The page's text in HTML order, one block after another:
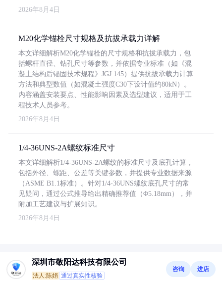
2026年8月4日
M20化学锚栓尺寸规格及抗拔承载力详解
本文详细解析M20化学锚栓的尺寸规格和抗拔承载力，包
括螺杆直径、钻孔尺寸等参数，并依据专业标准（如《混
凝土结构后锚固技术规程》JGJ 145）提供抗拔承载力计算
方法和典型数值（如混凝土强度C30下设计值约80kN）。
内容涵盖安装要点、性能影响因素及选型建议，适用于工
程技术人员参考。
2026年8月4日
1/4-36UNS-2A螺纹标准尺寸
本文详细解析1/4-36UNS-2A螺纹的标准尺寸及底孔计算，
包括外径、螺距、公差等关键参数，并提供专业数据来源
（ASME B1.1标准）。针对1/4-36UNS螺纹底孔尺寸的常
见疑问，通过公式推导给出精确推荐值（Φ5.18mm），并
附加工艺建议与扩展知识。
2026年8月4日
深圳市敬阳达科技有限公司
法人:陈娟 通过真实性核验
咨询 进店